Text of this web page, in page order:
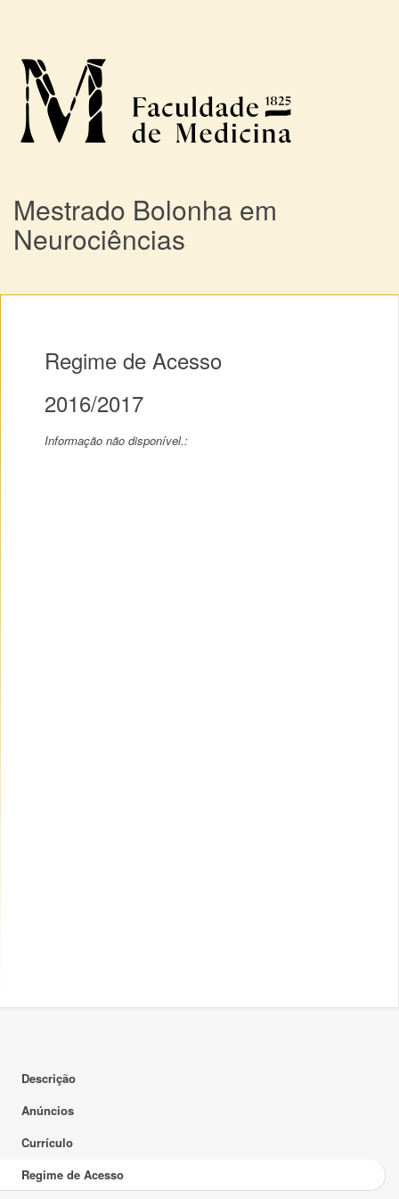
Mestrado Bolonha em
Neurociências
Regime de Acesso
2016/2017
Informação não disponível.:
Descrição
Anúncios
Currículo
Regime de Acesso